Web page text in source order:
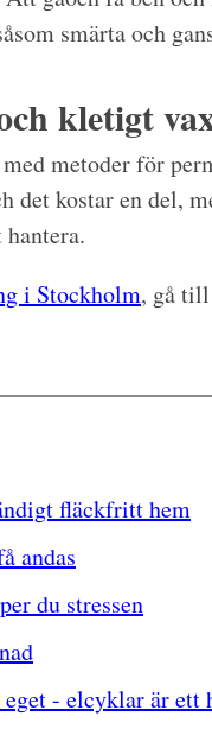
smärta och
kletigt
metoder för
det kostar en del,
i Stockholm, gå
fläckfritt hem
andas
du stressen
- elcyklar är ett